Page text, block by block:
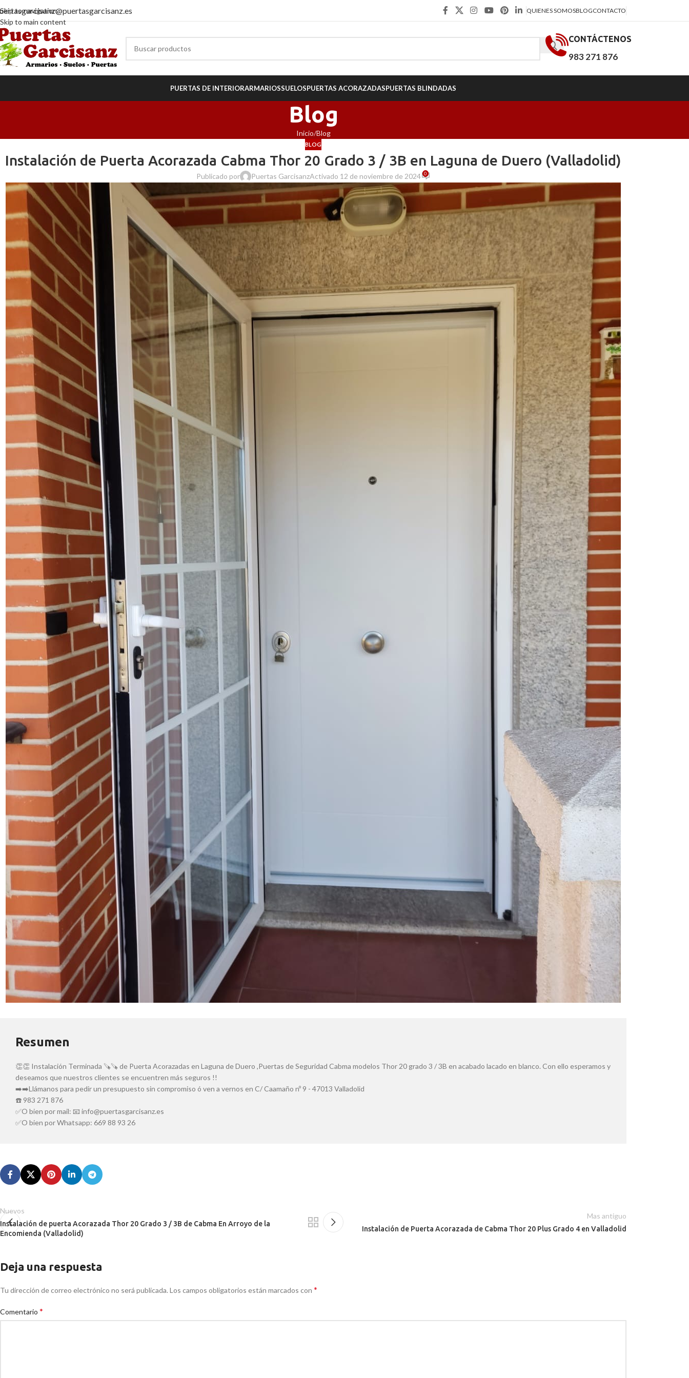
Skip to navigation
Skip to main content
QUIENES SOMOSBLOGCONTACTO
CONTÁCTENOS
983 271 876
PUERTAS DE INTERIORARMARIOSSUELOSPUERTAS ACORAZADASPUERTAS BLINDADAS
Blog
Inicio Blog
BLOG
Instalación de Puerta Acorazada Cabma Thor 20 Grado 3 / 3B en Laguna de Duero (Valladolid)
Publicado por Puertas GarcisanzActivado 12 de noviembre de 2024 0
Resumen
👏👏 Instalación Terminada 🪚🪚 de Puerta Acorazadas en Laguna de Duero ,Puertas de Seguridad Cabma modelos Thor 20 grado 3 / 3B en acabado lacado en blanco. Con ello esperamos y
deseamos que nuestros clientes se encuentren más seguros !!
➡️➡️Llámanos para pedir un presupuesto sin compromiso ó ven a vernos en C/ Caamaño nº 9 - 47013 Valladolid
☎️ 983 271 876
✅O bien por mail: 📧 info@puertasgarcisanz.es
✅O bien por Whatsapp: 669 88 93 26
Nuevos
Instalación de puerta Acorazada Thor 20 Grado 3 / 3B de Cabma En Arroyo de la
Encomienda (Valladolid)
Mas antiguo
Instalación de Puerta Acorazada de Cabma Thor 20 Plus Grado 4 en Valladolid
Deja una respuesta
Tu dirección de correo electrónico no será publicada. Los campos obligatorios están marcados con *
Comentario *